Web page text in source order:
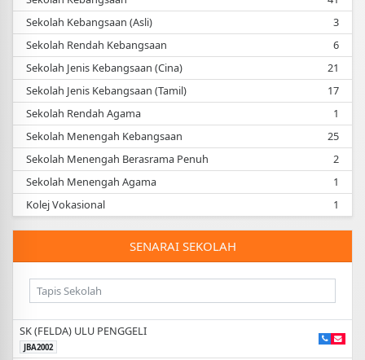
November
19
BENGKEL PENGURUSAN JU UNIT
BIMBINGAN KAUNSELING 3/2026
PKG BANDAR KLUANG
November
19
PROGRAM LANJUTAN PEMBANGUNAN
PROFESIONALISME KEPIMPINAN AHLI
AKRAB FASA 3
DEWAN SEMARAK
November
16
MESYUARAT SRO BIL.2/2026
DEWAM SEMARAK
11
PERHIMPUNAN PROFESIONAL
BIL.4/2026 - SP
06
Sekolah Kebangsaan (Asli)
3
Sekolah Rendah Kebangsaan
6
Sekolah Jenis Kebangsaan (Cina)
21
Sekolah Jenis Kebangsaan (Tamil)
17
Sekolah Rendah Agama
1
Sekolah Menengah Kebangsaan
25
Sekolah Menengah Berasrama Penuh
2
Sekolah Menengah Agama
1
Kolej Vokasional
1
SENARAI SEKOLAH
SK (FELDA) ULU PENGGELI
JBA2002